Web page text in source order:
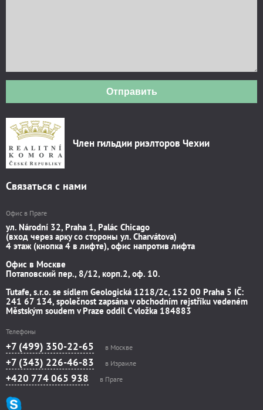
Отправить
Член гильдии риэлторов Чехии
Связаться с нами
Офис в Праге
ул. Národní 32, Praha 1, Palác Chicago
(вход через арку со стороны ул. Charvátova)
4 этаж (кнопка 4 в лифте), офис напротив лифта
Офис в Москве
Потаповский пер., 8/12, корп.2, оф. 10.
Tutafe, s.r.o. se sídlem Geologická 1218/2c, 152 00 Praha 5 IČ:
241 67 134, společnost zapsána v obchodním rejstříku vedeném
Městským soudem v Praze oddíl C vložka 184883
Телефоны
+7 (499) 350-22-65 в Москве
+7 (343) 226-46-83 в Израиле
+420 774 065 938 в Праге